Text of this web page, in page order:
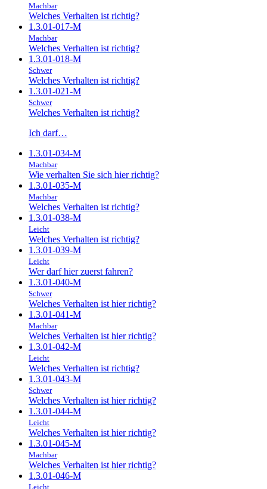
Machbar
Welches Verhalten ist richtig?
1.3.01-017-M
Machbar
Welches Verhalten ist richtig?
1.3.01-018-M
Schwer
Welches Verhalten ist richtig?
1.3.01-021-M
Schwer
Welches Verhalten ist richtig?
Ich darf…
1.3.01-034-M
Machbar
Wie verhalten Sie sich hier richtig?
1.3.01-035-M
Machbar
Welches Verhalten ist richtig?
1.3.01-038-M
Leicht
Welches Verhalten ist richtig?
1.3.01-039-M
Leicht
Wer darf hier zuerst fahren?
1.3.01-040-M
Schwer
Welches Verhalten ist hier richtig?
1.3.01-041-M
Machbar
Welches Verhalten ist hier richtig?
1.3.01-042-M
Leicht
Welches Verhalten ist richtig?
1.3.01-043-M
Schwer
Welches Verhalten ist hier richtig?
1.3.01-044-M
Leicht
Welches Verhalten ist hier richtig?
1.3.01-045-M
Machbar
Welches Verhalten ist hier richtig?
1.3.01-046-M
Leicht